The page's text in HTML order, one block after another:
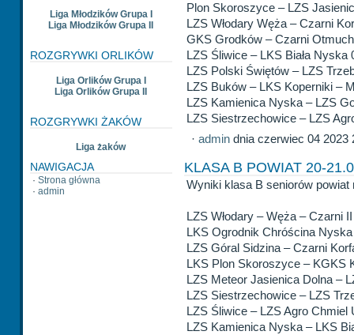
Liga Młodzików Grupa I
Liga Młodzików Grupa II
ROZGRYWKI ORLIKÓW
Liga Orlików Grupa I
Liga Orlików Grupa II
ROZGRYWKI ŻAKÓW
Liga żaków
NAWIGACJA
· Strona główna
· admin
Plon Skoroszyce – LZS
LZS Włodary Węża – Czarni
GKS Grodków – Czarni
LZS Śliwice – LKS Biała Nyska
LZS Polski Świętów – LZS
LZS Buków – LKS Koperniki –
LZS Kamienica Nyska – LZS
LZS Siestrzechowice – LZS
· admin dnia czerwiec 04 2023
KLASA B POWIAT 20-
Wyniki klasa B seniorów powiat
LZS Włodary – Węża – Czarni
LKS Ogrodnik Chróścina
LZS Góral Sidzina – Czarni
LKS Plon Skoroszyce – KGKS
LZS Meteor Jasienica Dolna –
LZS Siestrzechowice – LZS
LZS Śliwice – LZS Agro Chmiel
LZS Kamienica Nyska – LKS